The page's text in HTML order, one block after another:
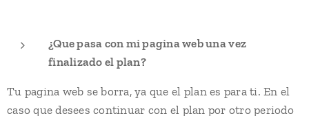
¿Que pasa con mi pagina web una vez
finalizado el plan?
Tu pagina web se borra, ya que el plan es para ti. En el
caso que desees continuar con el plan por otro periodo